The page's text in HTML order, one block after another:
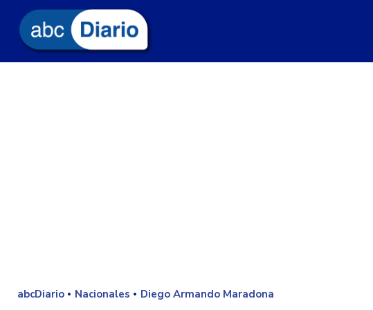
abcDiario Nacionales Diego Armando Maradona